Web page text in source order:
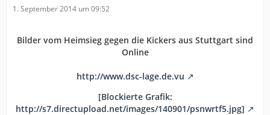
1. September 2014 um 09:52
Bilder vom Heimsieg gegen die Kickers aus Stuttgart sind
Online
http://www.dsc-lage.de.vu
[Blockierte Grafik:
http://s7.directupload.net/images/140901/psnwrtf5.jpg]